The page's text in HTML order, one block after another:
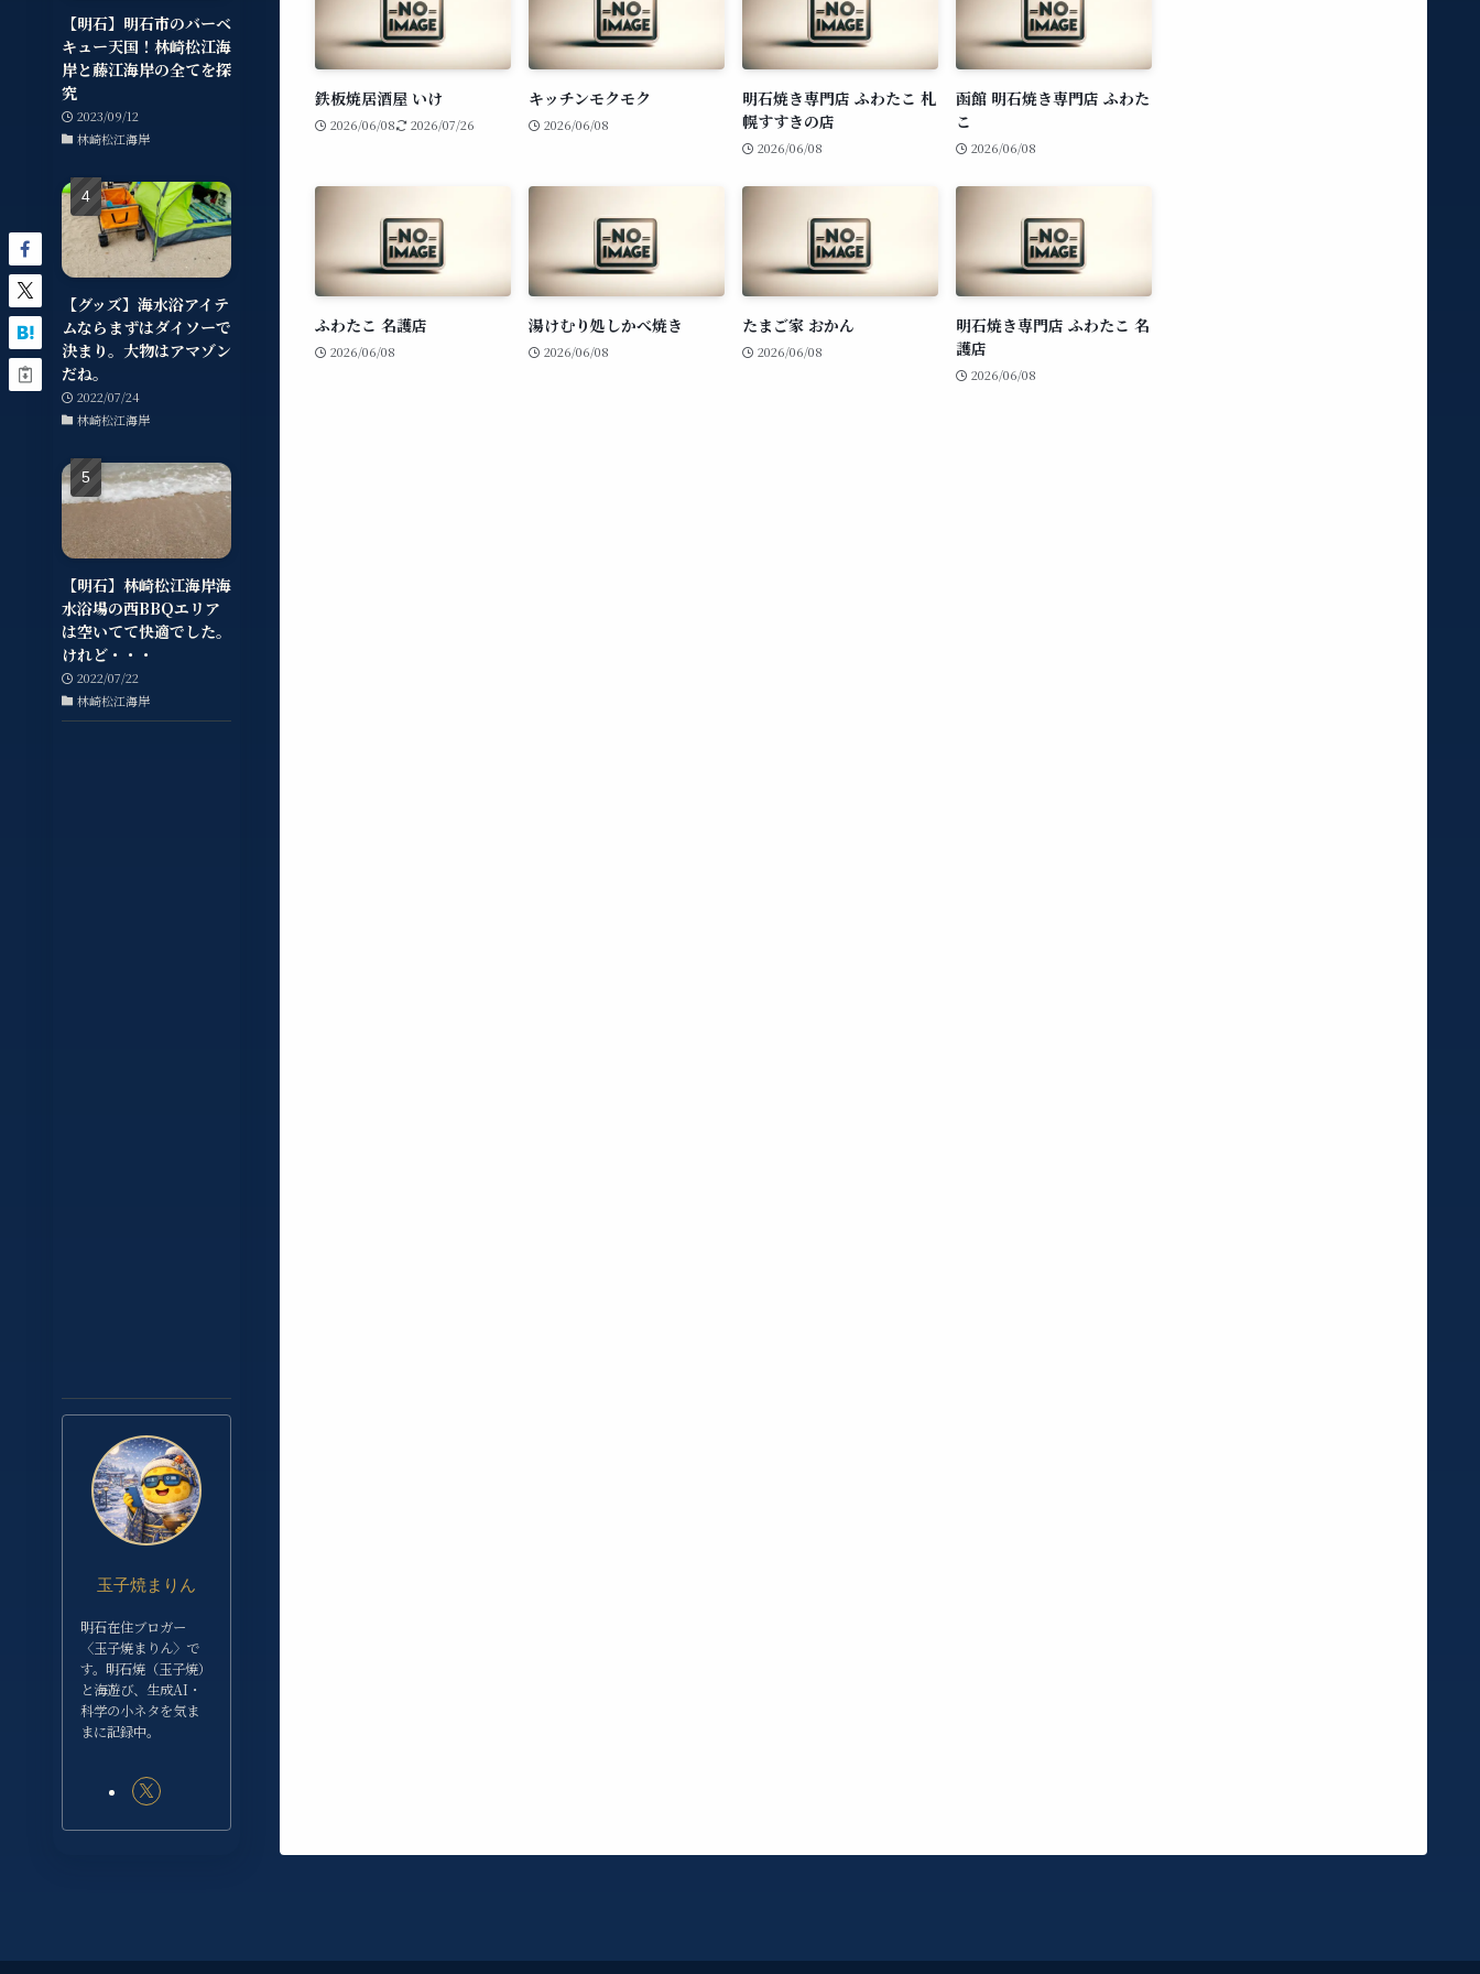
鉄板焼居酒屋 いけ
2026/06/08 2026/07/26
キッチンモクモク
2026/06/08
明石焼き専門店 ふわたこ 札
幌すすきの店
2026/06/08
函館 明石焼き専門店 ふわた
こ
2026/06/08
ふわたこ 名護店
2026/06/08
湯けむり処しかべ焼き
2026/06/08
たまご家 おかん
2026/06/08
明石焼き専門店 ふわたこ 名
護店
2026/06/08
【明石】明石市のバーベ
キュー天国！林崎松江海
岸と藤江海岸の全てを探
究
2023/09/12
林崎松江海岸
【グッズ】海水浴アイテ
ムならまずはダイソーで
決まり。大物はアマゾン
だね。
2022/07/24
林崎松江海岸
【明石】林崎松江海岸海
水浴場の西BBQエリア
は空いてて快適でした。
けれど・・・
2022/07/22
林崎松江海岸
玉子焼まりん
明石在住ブロガー
〈玉子焼まりん〉で
す。明石焼（玉子焼）
と海遊び、生成AI・
科学の小ネタを気ま
まに記録中。